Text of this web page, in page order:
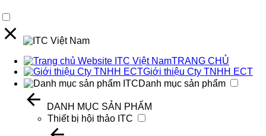
TRANG CHỦ
Giới thiệu Cty TNHH ECT
Danh mục sản phẩm
DANH MỤC SẢN PHẨM
Thiết bị hội thảo ITC